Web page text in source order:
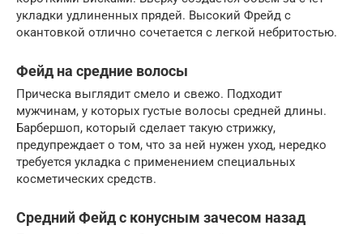
укладки удлиненных прядей. Высокий Фрейд с
окантовкой отлично сочетается с легкой небритостью.
Фейд на средние волосы
Прическа выглядит смело и свежо. Подходит
мужчинам, у которых густые волосы средней длины.
Барбершоп, который сделает такую стрижку,
предупреждает о том, что за ней нужен уход, нередко
требуется укладка с применением специальных
косметических средств.
Средний Фейд с конусным зачесом назад